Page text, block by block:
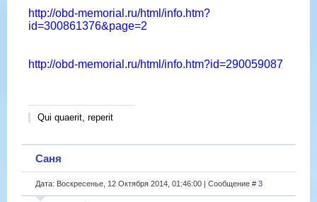
http://obd-memorial.ru/html/info.htm?
id=300861376&page=2
http://obd-memorial.ru/html/info.htm?id=290059087
Qui quaerit, reperit
Саня
Дата: Воскресенье, 12 Октября 2014, 01:46:00 | Сообщение # 3